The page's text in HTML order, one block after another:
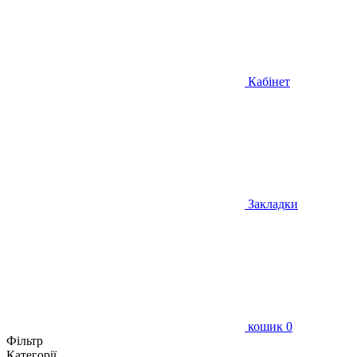
Кабінет
Закладки
кошик 0
Фільтр